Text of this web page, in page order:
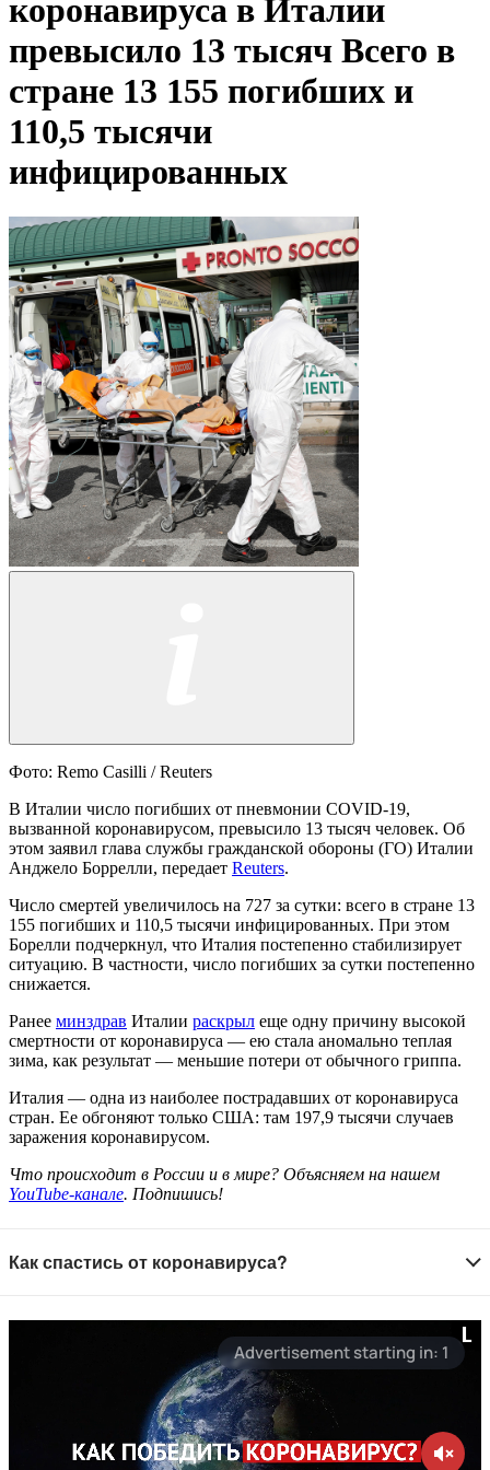
коронавируса в Италии
превысило 13 тысяч Всего в
стране 13 155 погибших и
110,5 тысячи
инфицированных
Фото: Remo Casilli / Reuters
В Италии число погибших от пневмонии COVID-19,
вызванной коронавирусом, превысило 13 тысяч человек. Об
этом заявил глава службы гражданской обороны (ГО) Италии
Анджело Боррелли, передает Reuters.
Число смертей увеличилось на 727 за сутки: всего в стране 13
155 погибших и 110,5 тысячи инфицированных. При этом
Борелли подчеркнул, что Италия постепенно стабилизирует
ситуацию. В частности, число погибших за сутки постепенно
снижается.
Ранее минздрав Италии раскрыл еще одну причину высокой
смертности от коронавируса — ею стала аномально теплая
зима, как результат — меньшие потери от обычного гриппа.
Италия — одна из наиболее пострадавших от коронавируса
стран. Ее обгоняют только США: там 197,9 тысячи случаев
заражения коронавирусом.
Что происходит в России и в мире? Объясняем на нашем
YouTube-канале. Подпишись!
Как спастись от коронавируса?
Старайтесь не выходить из дома без необходимости
Зачем это нужно?Вирус распространяется в
общественных местах — старайтесь их избегать.
Домашний режим особенно важно соблюдать людям